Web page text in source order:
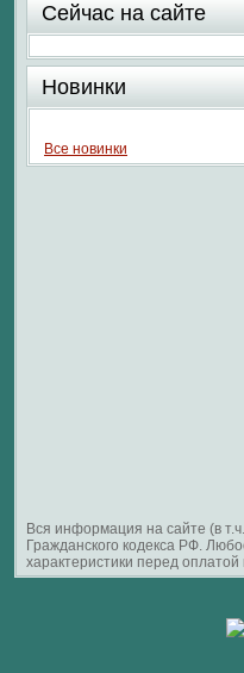
Сейчас на сайте
Новинки
Все новинки
Вся информация на сайте (в
Гражданского кодекса РФ.
характеристики перед